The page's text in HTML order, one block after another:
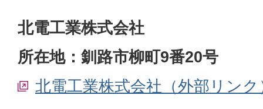
北電工業株式会社
所在地：釧路市柳町9番20号
北電工業株式会社（外部リンク